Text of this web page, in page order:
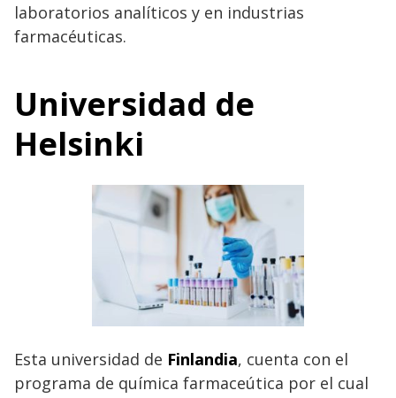
laboratorios analíticos y en industrias
farmacéuticas.
Universidad de
Helsinki
Esta universidad de Finlandia, cuenta con el
programa de química farmaceútica por el cual